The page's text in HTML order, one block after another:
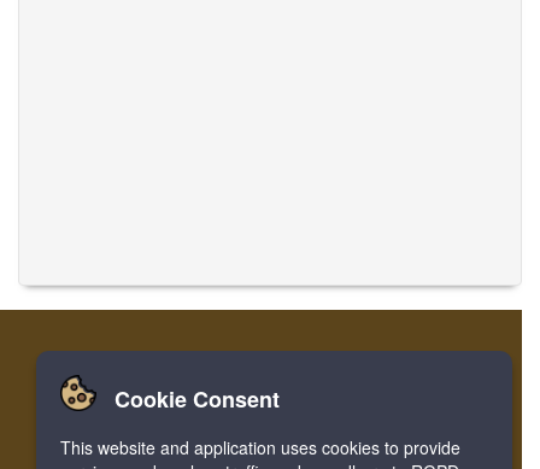
家 登录 寄存器
Facebook Twitter Bookmark
Cookie Consent
This website and application uses cookies to provide